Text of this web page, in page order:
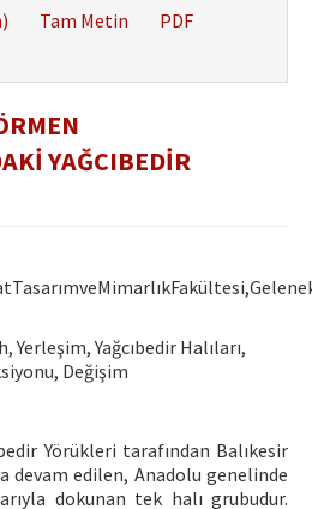
Tam Metin
PDF
YAĞCIBEDİR
Yerleşim, Yağcıbedir Halıları,
Değişim
Yörükleri tarafından Balıkesir
devam edilen, Anadolu genelinde
dokunan tek halı grubudur.